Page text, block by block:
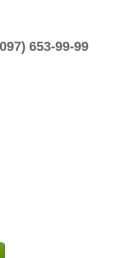
653-99-99